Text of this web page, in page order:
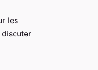
les
discuter